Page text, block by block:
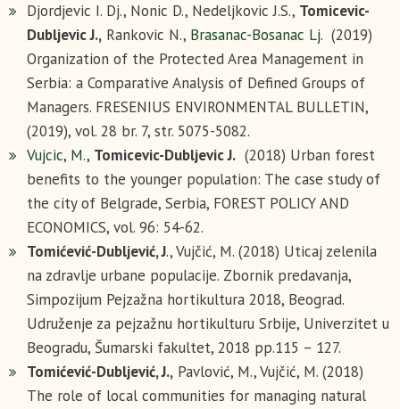
Djordjevic I. Dj., Nonic D., Nedeljkovic J.S., Tomicevic-
Dubljevic J., Rankovic N., Brasanac-Bosanac Lj. (2019)
Organization of the Protected Area Management in
Serbia: a Comparative Analysis of Defined Groups of
Managers. FRESENIUS ENVIRONMENTAL BULLETIN,
(2019), vol. 28 br. 7, str. 5075-5082.
Vujcic, M., Tomicevic-Dubljevic J. (2018) Urban forest
benefits to the younger population: The case study of
the city of Belgrade, Serbia, FOREST POLICY AND
ECONOMICS, vol. 96: 54-62.
Tomićević-Dubljević, J., Vujčić, M. (2018) Uticaj zelenila
na zdravlje urbane populacije. Zbornik predavanja,
Simpozijum Pejzažna hortikultura 2018, Beograd.
Udruženje za pejzažnu hortikulturu Srbije, Univerzitet u
Beogradu, Šumarski fakultet, 2018 pp.115 – 127.
Tomićević-Dubljević, J., Pavlović, M., Vujčić, M. (2018)
The role of local communities for managing natural